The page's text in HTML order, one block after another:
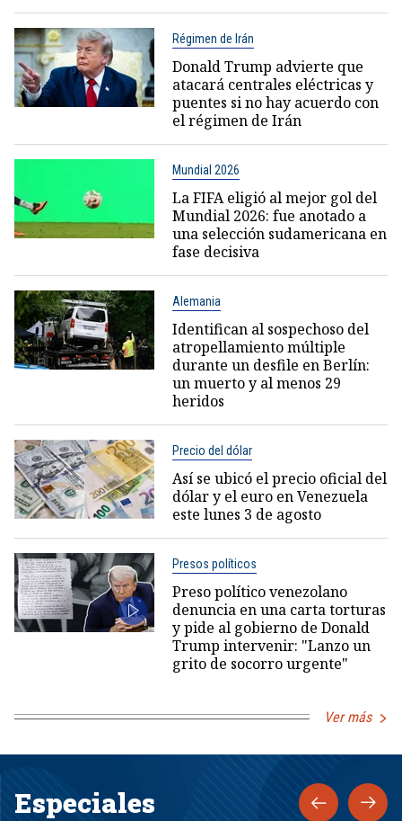
Régimen de Irán
Donald Trump advierte que
atacará centrales eléctricas y
puentes si no hay acuerdo con
el régimen de Irán
Mundial 2026
La FIFA eligió al mejor gol del
Mundial 2026: fue anotado a
una selección sudamericana en
fase decisiva
Alemania
Identifican al sospechoso del
atropellamiento múltiple
durante un desfile en Berlín:
un muerto y al menos 29
heridos
Precio del dólar
Así se ubicó el precio oficial del
dólar y el euro en Venezuela
este lunes 3 de agosto
Presos políticos
Preso político venezolano
denuncia en una carta torturas
y pide al gobierno de Donald
Trump intervenir: "Lanzo un
grito de socorro urgente"
Ver más
Especiales